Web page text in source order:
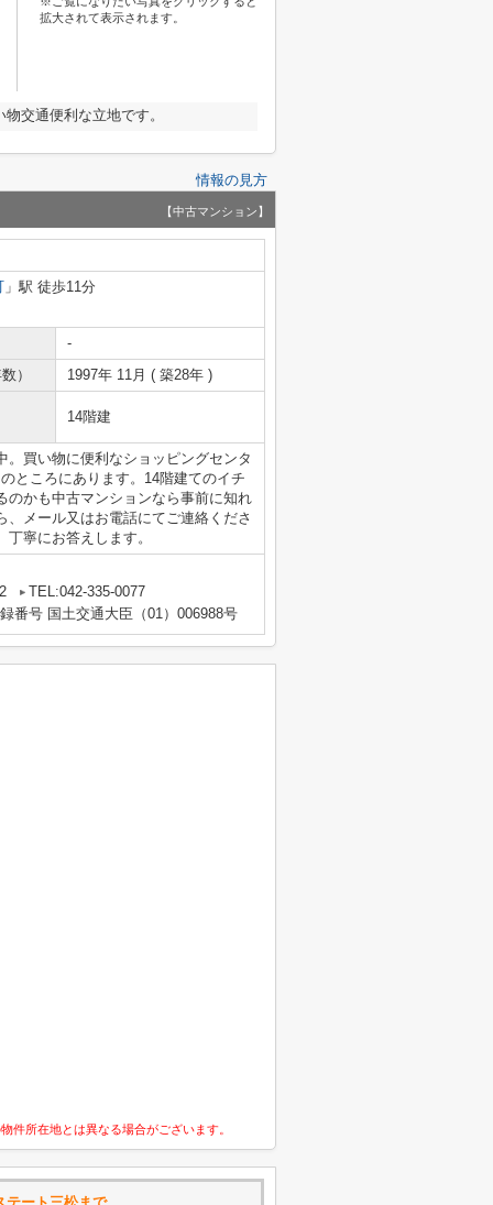
拡大されて表示されます。
交通便利な立地です。
情報の見方
【中古マンション】
」駅 徒歩11分
-
）
1997年 11月 ( 築28年 )
14階建
買い物に便利なショッピングセンタ
ところにあります。14階建てのイチ
のかも中古マンションなら事前に知れ
メール又はお電話にてご連絡くださ
寧にお答えします。
TEL:042-335-0077
番号 国土交通大臣（01）006988号
件所在地とは異なる場合がございます。